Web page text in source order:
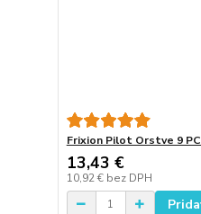
Frixion Pilot Orstve 9
13,43 €
10,92 € bez DPH